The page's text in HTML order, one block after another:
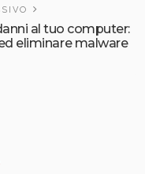
al tuo computer:
eliminare malware